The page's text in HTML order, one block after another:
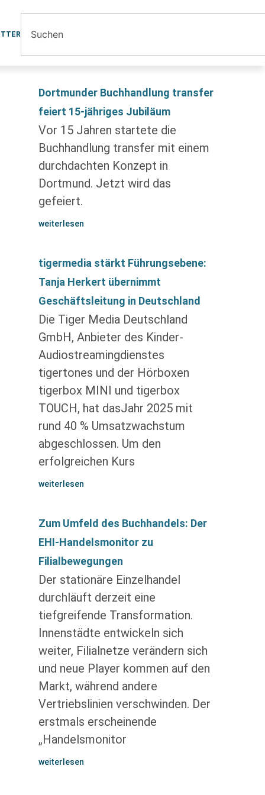
Dortmunder Buchhandlung transfer
feiert 15-jähriges Jubiläum
Vor 15 Jahren startete die
Buchhandlung transfer mit einem
durchdachten Konzept in
Dortmund. Jetzt wird das
gefeiert.
weiterlesen
tigermedia stärkt Führungsebene:
Tanja Herkert übernimmt
Geschäftsleitung in Deutschland
Die Tiger Media Deutschland
GmbH, Anbieter des Kinder-
Audiostreamingdienstes
tigertones und der Hörboxen
tigerbox MINI und tigerbox
TOUCH, hat dasJahr 2025 mit
rund 40 % Umsatzwachstum
abgeschlossen. Um den
erfolgreichen Kurs
weiterlesen
Zum Umfeld des Buchhandels: Der
EHI-Handelsmonitor zu
Filialbewegungen
Der stationäre Einzelhandel
durchläuft derzeit eine
tiefgreifende Transformation.
Innenstädte entwickeln sich
weiter, Filialnetze verändern sich
und neue Player kommen auf den
Markt, während andere
Vertriebslinien verschwinden. Der
erstmals erscheinende
„Handelsmonitor
weiterlesen